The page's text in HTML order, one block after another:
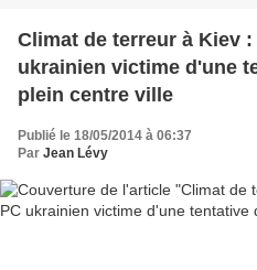
Climat de terreur à Kiev
ukrainien victime d'une
plein centre ville
Publié le 18/05/2014 à 06:37
Par Jean Lévy